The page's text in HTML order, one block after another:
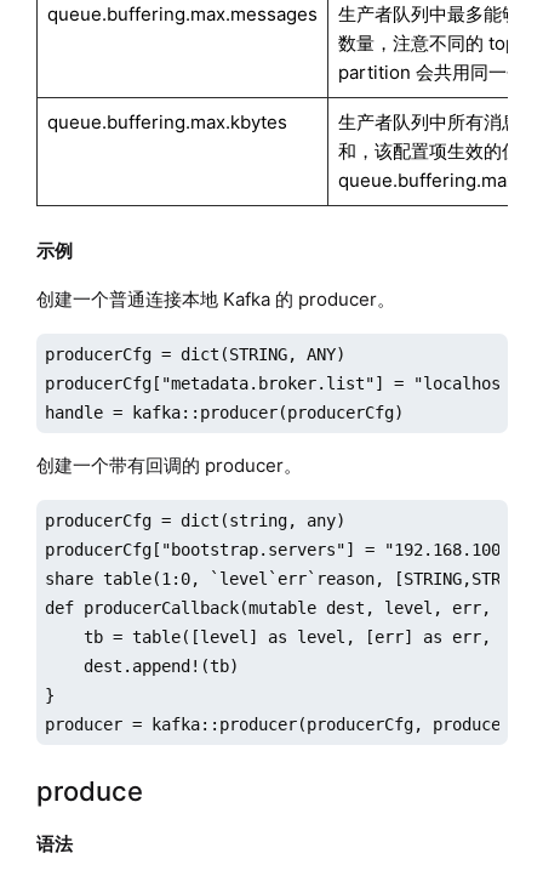
queue.buffering.max.messages
生产者队列中最多能够存
数量，注意不同的 topic
partition 会共用同一个
queue.buffering.max.kbytes
生产者队列中所有消息大
和，该配置项生效的优先
示例
创建一个普通连接本地 Kafka 的 producer。
producerCfg = dict(STRING, ANY)
producerCfg["metadata.broker.list"] =
handle = kafka::producer(producerCfg)
创建一个带有回调的 producer。
producerCfg = dict(string, any)
producerCfg["bootstrap.servers"] = "192.168.100.3"
share table(1:0, `level`err`reason,
def producerCallback(mutable dest, level, err,
tb = table([level] as level, [err] as err,
dest.append!(tb)
}
producer = kafka::producer(producerCfg,
produce
语法